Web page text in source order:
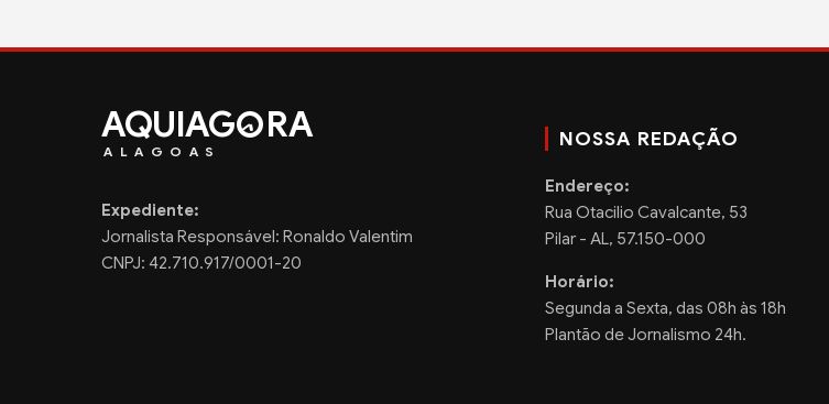
AQUIAG RA
ALAGOAS
Expediente:
Jornalista Responsável: Ronaldo Valentim
CNPJ: 42.710.917/0001-20
NOSSA REDAÇÃO
Endereço:
Rua Otacilio Cavalcante, 53
Pilar - AL, 57.150-000
Horário:
Segunda a Sexta, das 08h às 18h
Plantão de Jornalismo 24h.